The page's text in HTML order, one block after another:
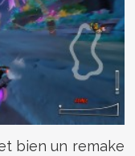
bien un remake